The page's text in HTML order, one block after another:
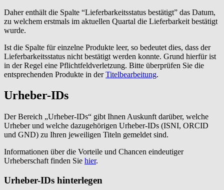
Daher enthält die Spalte “Lieferbarkeitsstatus bestätigt” das Datum,
zu welchem erstmals im aktuellen Quartal die Lieferbarkeit bestätigt
wurde.
Ist die Spalte für einzelne Produkte leer, so bedeutet dies, dass der
Lieferbarkeitsstatus nicht bestätigt werden konnte. Grund hierfür ist
in der Regel eine Pflichtfeldverletzung. Bitte überprüfen Sie die
entsprechenden Produkte in derTitelbearbeitung.
Urheber-IDs
Der Bereich „Urheber-IDs“ gibt Ihnen Auskunft darüber, welche
Urheber und welche dazugehörigen Urheber-IDs (ISNI, ORCID
und GND) zu Ihren jeweiligen Titeln gemeldet sind.
Informationen über die Vorteile und Chancen eindeutiger
Urheberschaft finden Sie hier.
Urheber-IDs hinterlegen